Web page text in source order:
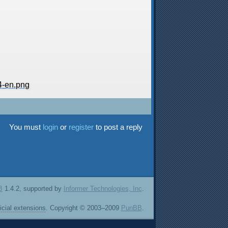
You must loginor registerto post a reply
1.4.2, supported by Informer Technologies, Inc
extensions. Copyright © 2003–2009 PunBB.